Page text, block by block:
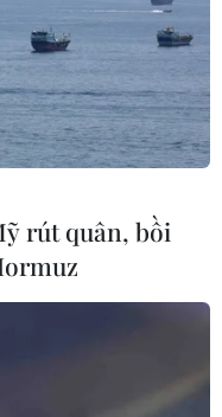
khỏe cho trẻ em
hội
các cấp, các
rút quân, bồi